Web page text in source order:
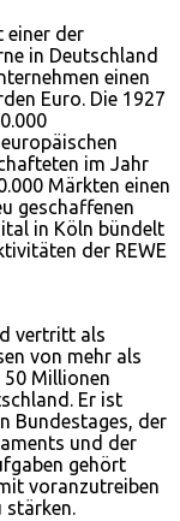
einer der
in Deutschland
einen
Euro. Die 1927
im Jahr
Märkten einen
geschaffenen
in Köln bündelt
der REWE
vertritt als
von mehr als
50 Millionen
Er ist
Bundestages, der
und der
gehört
voranzutreiben
stärken.